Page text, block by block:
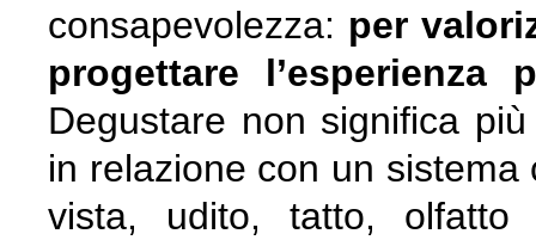
consapevolezza: per
progettare l’esperienza
Degustare non significa
in relazione con un
vista, udito, tatto,